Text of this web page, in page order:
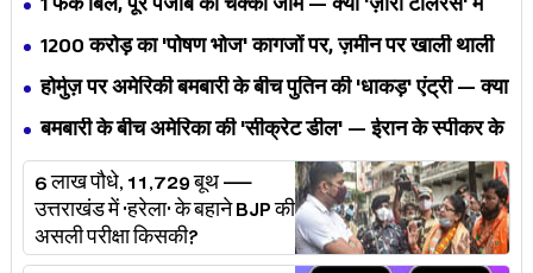
1 फेक बिल, पूरे पंजाब का चक्का जाम — क्या 'ज़ीरो टॉलरेंस' में
अपनी ही यूनियनों से घिर गए भगवंत मान?
₹1200 करोड़ का 'पोषण भोज' कागजों पर, ज़मीन पर खाली थाली
— MP के बच्चों का निवाला कौन निगल रहा है?
होर्मुज़ पर अमेरिकी बमबारी के बीच पुतिन की 'धाकड़' एंट्री — क्या
ट्रंप-ईरान की जंग अब महायुद्ध बनेगी?
बमबारी के बीच अमेरिका की 'सीक्रेट डील' — ईरान के स्पीकर के
खुलासे ने असली खेल बेनक़ाब किया?
6 लाख पौधे, 11,729 बूथ —
उत्तराखंड में 'हरेला' के बहाने BJP की
असली परीक्षा किसकी?